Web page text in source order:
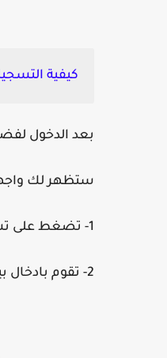
كيفية التسجيل
بعد الدخول
ستظهر لك
1- تضغط على تسجيل جديد
2- تقوم بادخال بياناتك